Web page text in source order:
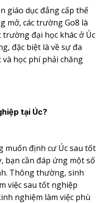
giáo dục đẳng cấp thế
mở, các trường Go8 là
trường đại học khác ở Úc
đặc biệt là về sự đa
học phí phải chăng
tại Úc?
muốn định cư Úc sau tốt
bạn cần đáp ứng một số
Thông thường, sinh
việc sau tốt nghiệp
nghiệm làm việc phù